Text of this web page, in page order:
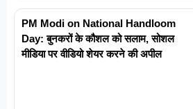
PM Modi on National Handloom
Day: बुनकरों के कौशल को सलाम, सोशल
मीडिया पर वीडियो शेयर करने की अपील